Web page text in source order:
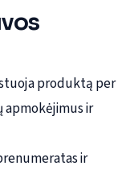
produktą per
apmokėjimus ir
ir